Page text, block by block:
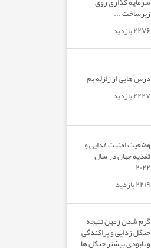
سرمایه گذاری روی
زیرساخت ...
۲۲۷۶ بازدید
درس هایی از زلزله بم
۲۲۲۷ بازدید
وضعیت امنیت غذایی و
تغذیه جهان در سال
۲۰۲۲
۲۲۱۹ بازدید
گرم شدن زمین نتیجه
جنگل زدایی و پراکندگی
و نابودی بیشتر جنگل ها